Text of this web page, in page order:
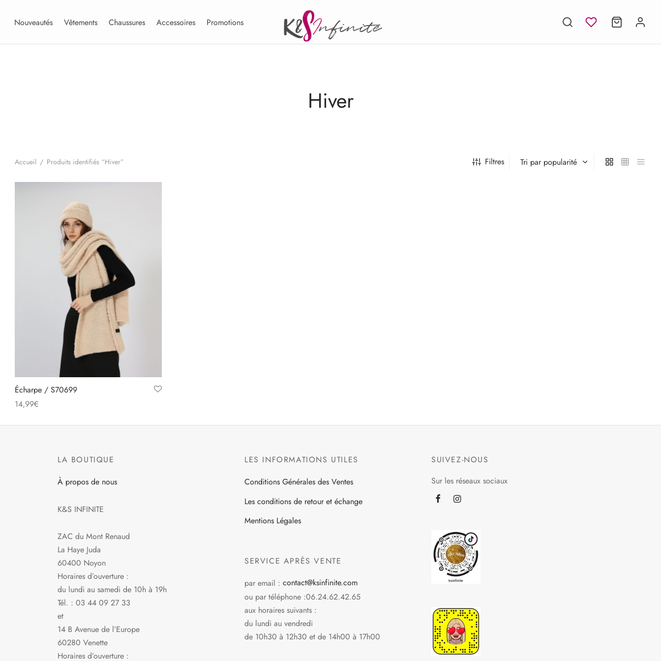
Nouveautés Vêtements Chaussures Accessoires Promotions
Hiver
Accueil / Produits identifiés “Hiver” Filtres
Écharpe / S70699
14,99€
plusieurs
Les
peuvent
choisies
sur
la
page
du
produit
LA BOUTIQUE
À propos de nous
K&S INFINITE
ZAC du Mont Renaud
La Haye Juda
60400 Noyon
Horaires d’ouverture :
du lundi au samedi de 10h à 19h
Tél. : 03 44 09 27 33
et
14 B Avenue de l’Europe
60280 Venette
Horaires d’ouverture :
LES INFORMATIONS UTILES
Conditions Générales des Ventes
Les conditions de retour et échange
Mentions Légales
SERVICE APRÈS VENTE
par email : contact@ksinfinite.com
ou par téléphone :06.24.62.42.65
aux horaires suivants :
du lundi au vendredi
de 10h30 à 12h30 et de 14h00 à 17h00
SUIVEZ-NOUS
Sur les réseaux sociaux